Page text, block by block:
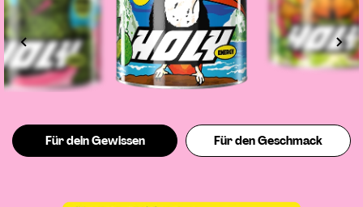
Für dein Gewissen Für den Geschmack